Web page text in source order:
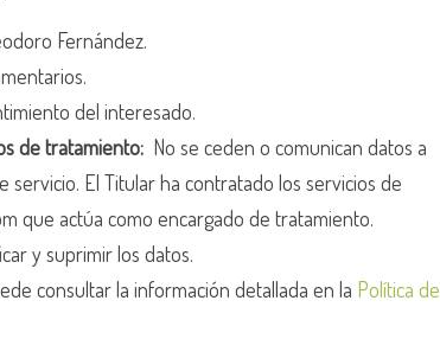
Fernández.
del interesado.
de tratamiento: No se ceden o comunican datos a
servicio. El Titular ha contratado los servicios de
que actúa como encargado de tratamiento.
y suprimir los datos.
consultar la información detallada en la Política de